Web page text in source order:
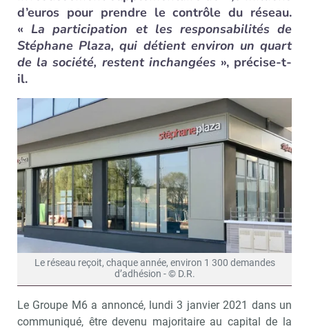
d’euros pour prendre le contrôle du réseau.
« La participation et les responsabilités de
Stéphane Plaza, qui détient environ un quart
de la société, restent inchangées», précise-t-
il.
Le réseau reçoit, chaque année, environ 1 300 demandes
d’adhésion - © D.R.
Le Groupe M6 a annoncé, lundi 3 janvier 2021 dans un
communiqué, être devenu majoritaire au capital de la